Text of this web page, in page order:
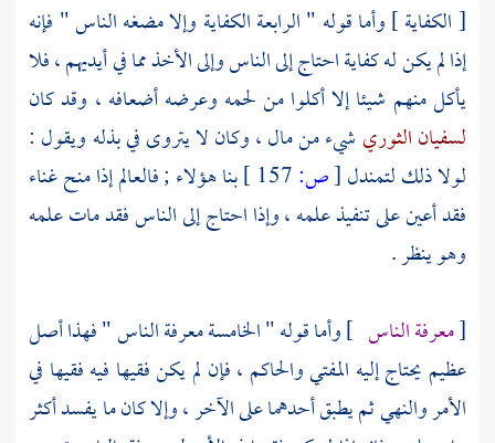
[ الكفاية ] وأما قوله " الرابعة الكفاية وإلا مضغه الناس " فإنه
إذا لم يكن له كفاية احتاج إلى الناس وإلى الأخذ مما في أيديهم ، فلا
يأكل منهم شيئا إلا أكلوا من لحمه وعرضه أضعافه ، وقد كان
لسفيان الثوري شيء من مال ، وكان لا يتروى في بذله ويقول :
لولا ذلك لتمندل[ص:
بنا هؤلاء ; فالعالم إذا منح غناء
فقد أعين على تنفيذ علمه ، وإذا احتاج إلى الناس فقد مات علمه
وهو ينظر .
[معرفة الناس ] وأما قوله " الخامسة معرفة الناس " فهذا أصل
عظيم يحتاج إليه المفتي والحاكم ، فإن لم يكن فقيها فيه فقيها في
الأمر والنهي ثم يطبق أحدهما على الآخر ، وإلا كان ما يفسد أكثر